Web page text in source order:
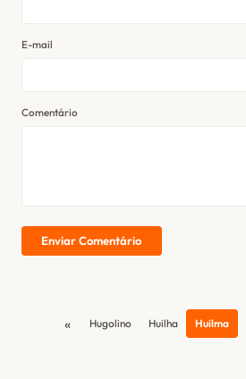
E-mail
Comentário
Enviar Comentário
« Hugolino Huilha Huilma